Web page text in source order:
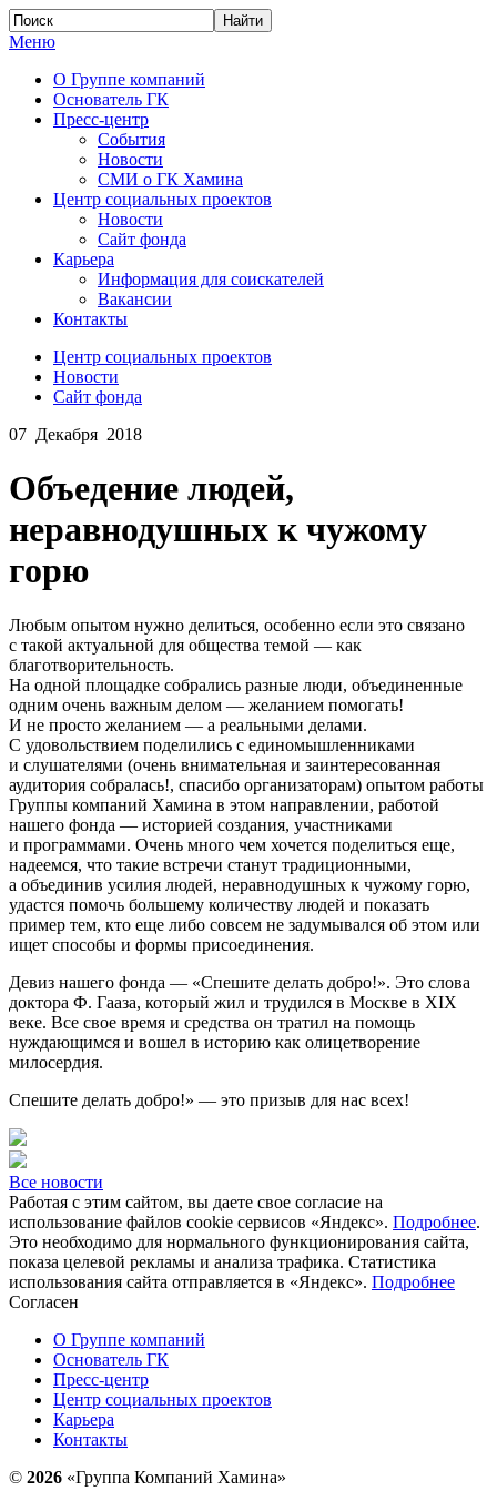
Меню
О Группе компаний
Основатель ГК
Пресс-центр
События
Новости
СМИ о ГК Хамина
Центр социальных проектов
Новости
Сайт фонда
Карьера
Информация для соискателей
Вакансии
Контакты
Центр социальных проектов
Новости
Сайт фонда
07 Декабря 2018
Объедение людей,
неравнодушных к чужому
горю
Любым опытом нужно делиться, особенно если это связано
с такой актуальной для общества темой — как
благотворительность.
На одной площадке собрались разные люди, объединенные
одним очень важным делом — желанием помогать!
И не просто желанием — а реальными делами.
С удовольствием поделились с единомышленниками
и слушателями (очень внимательная и заинтересованная
аудитория собралась!, спасибо организаторам) опытом работы
Группы компаний Хамина в этом направлении, работой
нашего фонда — историей создания, участниками
и программами. Очень много чем хочется поделиться еще,
надеемся, что такие встречи станут традиционными,
а объединив усилия людей, неравнодушных к чужому горю,
удастся помочь большему количеству людей и показать
пример тем, кто еще либо совсем не задумывался об этом или
ищет способы и формы присоединения.
Девиз нашего фонда — «Спешите делать добро!». Это слова
доктора Ф. Гааза, который жил и трудился в Москве в XIX
веке. Все свое время и средства он тратил на помощь
нуждающимся и вошел в историю как олицетворение
милосердия.
Спешите делать добро!» — это призыв для нас всех!
Все новости
Работая с этим сайтом, вы даете свое согласие на
использование файлов cookie сервисов «Яндекс». Подробнее.
Это необходимо для нормального функционирования сайта,
показа целевой рекламы и анализа трафика. Статистика
использования сайта отправляется в «Яндекс». Подробнее
Согласен
О Группе компаний
Основатель ГК
Пресс-центр
Центр социальных проектов
Карьера
Контакты
© 2026 «Группа Компаний Хамина»